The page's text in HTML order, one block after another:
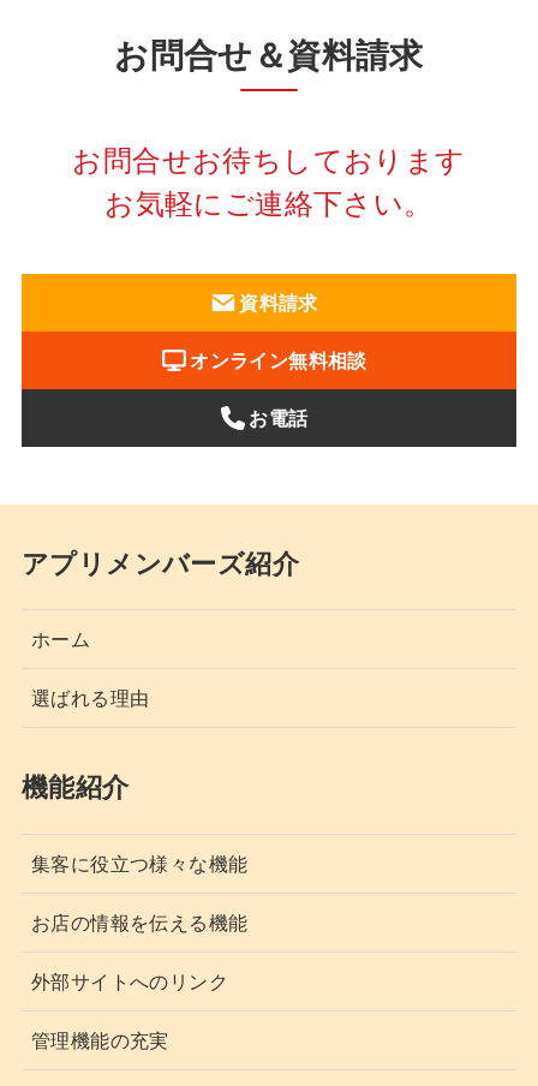
お問合せ＆資料請求
お問合せお待ちしております
お気軽にご連絡下さい。
資料請求
オンライン無料相談
お電話
アプリメンバーズ紹介
ホーム
選ばれる理由
機能紹介
集客に役立つ様々な機能
お店の情報を伝える機能
外部サイトへのリンク
管理機能の充実